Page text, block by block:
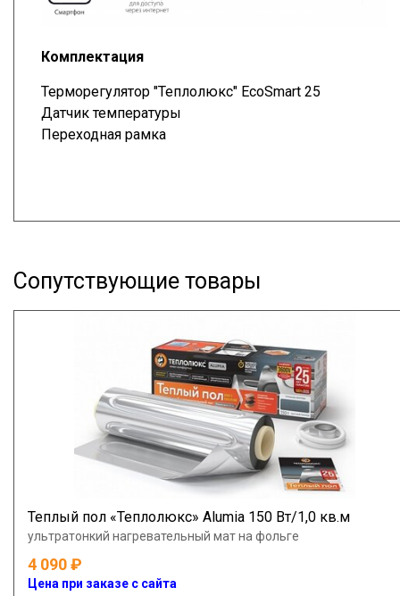
Комплектация
Терморегулятор "Теплолюкс" EcoSmart 25
Датчик температуры
Переходная рамка
Сопутствующие товары
Теплый пол «Теплолюкс» Alumia 150 Вт/1,0 кв.м
ультратонкий нагревательный мат на фольге
4 090
Цена при заказе с сайта